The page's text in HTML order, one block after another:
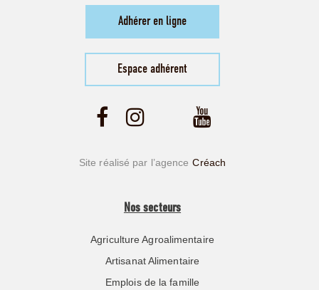
Adhérer en ligne
Espace adhérent
Site réalisé par l’agence Créach
Nos secteurs
Agriculture Agroalimentaire
Artisanat Alimentaire
Emplois de la famille